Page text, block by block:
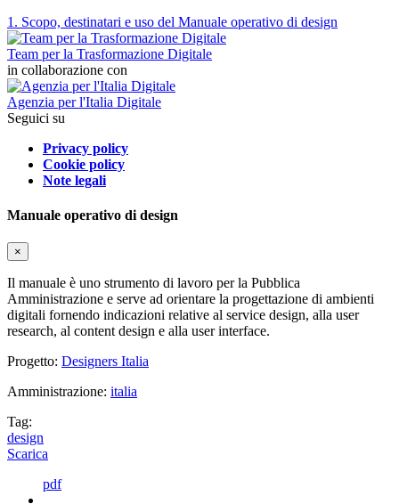
1. Scopo, destinatari e uso del Manuale operativo di design
Team per la Trasformazione Digitale
in collaborazione con
Agenzia per l'Italia Digitale
Seguici su
Privacy policy
Cookie policy
Note legali
Manuale operativo di design
×
Il manuale è uno strumento di lavoro per la Pubblica
Amministrazione e serve ad orientare la progettazione di ambienti
digitali fornendo indicazioni relative al service design, alla user
research, al content design e alla user interface.
Progetto: Designers Italia
Amministrazione: italia
Tag:
design
Scarica
pdf